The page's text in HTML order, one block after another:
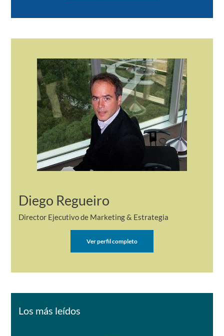
Diego Regueiro
Director Ejecutivo de Marketing & Estrategia
Ver perfil completo
Los más leídos